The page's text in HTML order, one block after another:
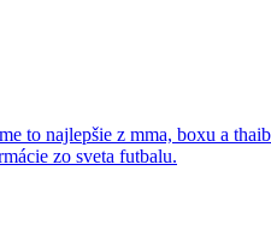
to najlepšie z mma, boxu a
zo sveta futbalu.